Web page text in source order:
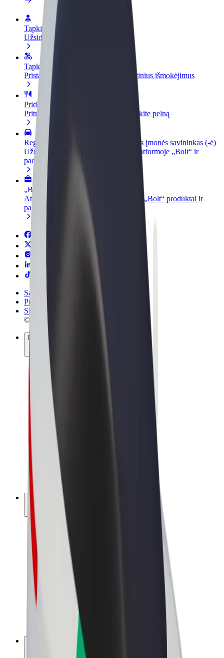
Tapkite vairuotoju (-a)
Užsidirbkite jums patogiu metu
Tapkite kurjeriu (-e)
Pristatinėkite maistą ir gaukite savaitinius išmokėjimus
Pridėti restoraną ar parduotuvę
Pritraukite daugiau klientų ir padidinkite pelną
Registruotis kaip automobilių nuomos įmonės savininkas (-ė)
Užregistruokite savo automobilius platformoje „Bolt“ ir
padidinkite pajamas
„Bolt for Business“
Atskirų įmonių poreikiams pritaikomi „Bolt“ produktai ir
paslaugos
Sąlygos
Privatumas
Slapukai
© 2026 Bolt Technology OÜ
Paslaugos
Kelionės
Paspirtukai
„Bolt Market“
„Bolt Food“
„Bolt Drive“
„Bolt for Business“
El. dviračiai
„Bolt Plus“
Užsidirbkite su „Bolt“
Vairuotojai
Vairuotojo pajamos
Kurjeriai
Kurjerio pajamos
„Bolt Food“ restoranai ir parduotuvės
Automobilių nuomos parkai